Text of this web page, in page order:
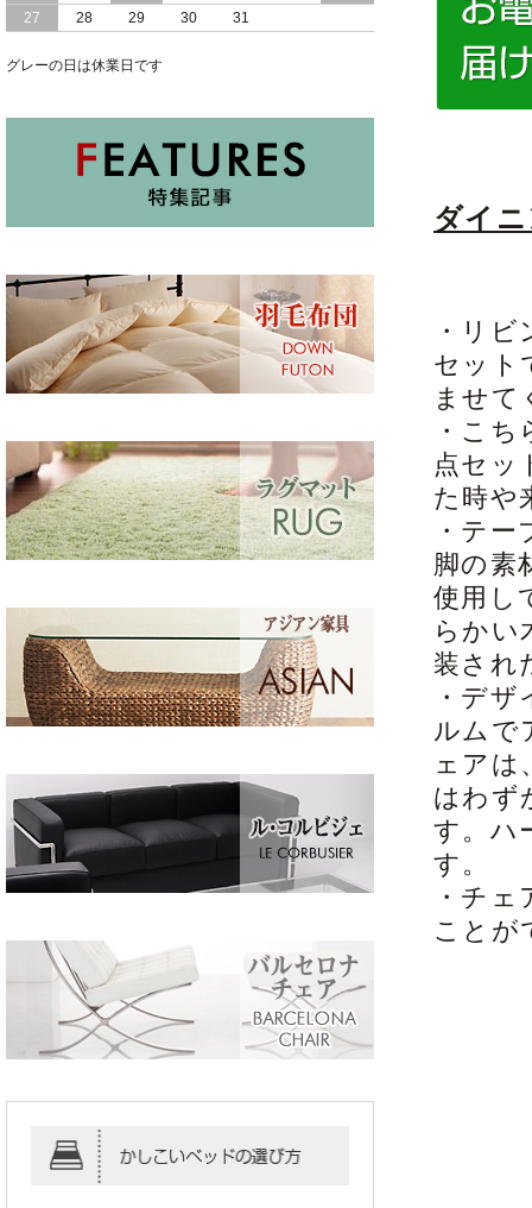
ダイ
・リ
セット
ませて
・こ
点セッ
た時や
・テ
脚の素
使用し
らかい
装され
・デ
ルムで
ェアは
はわず
す。ハ
す。
・チ
ことが
27
28 29 30 31
グレーの日は休業日です